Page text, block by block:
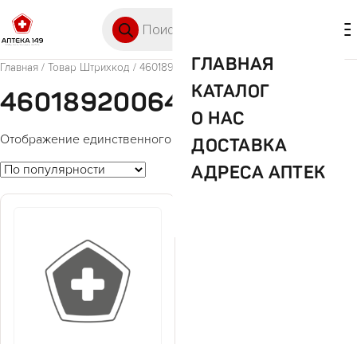
ГЛАВНАЯ
КАТАЛОГ
О НАС
ДОСТАВКА
АДРЕСА АПТЕК
Главная / Товар Штрихкод / 4601892006444
4601892006444
Отображение единственного товара